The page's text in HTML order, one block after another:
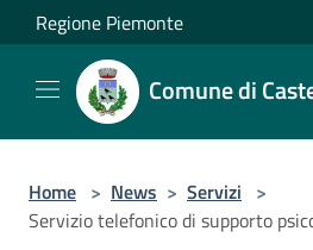
Salta al contenuto principale
Regione Piemonte
Comune di
Home > News > Servizi >
Servizio telefonico di supporto